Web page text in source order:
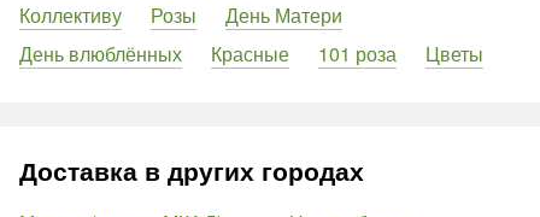
Коллективу Розы
День Матери
День влюблённых
Красные 101 роза Цветы
Доставка в других городах